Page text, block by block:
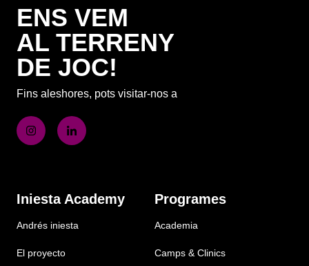
ENS VEM
AL TERRENY
DE JOC!
Fins aleshores, pots visitar-nos a
Iniesta Academy
Andrés iniesta
El proyecto
Programes
Academia
Camps & Clinics